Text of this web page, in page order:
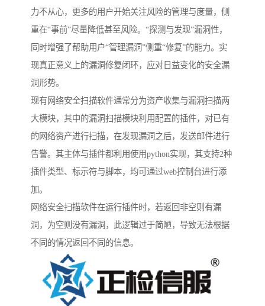
力不从心，更多的用户开始关注风险的管理与度量，侧
重在“事前”尽量降低甚至风险。“探测与发现”漏洞性，
同时增强了帮助用户“管理漏洞”侧重“修复”的能力。实
现真正意义上的漏洞修复闭环，应对日益变化的安全漏
洞形势。
现有网络安全扫描软件通常分为资产收集与漏洞扫描两
大模块，其中的漏洞扫描模块利用配置的插件，对已有
的网络资产进行扫描，在发现漏洞之后，发送邮件进行
告警。其主体与插件都利用使用python实现，其支持2种
插件类型、标示符与脚本，均可通过web控制台进行添
加。
网络安全扫描软件在运行插件时，若返回非空则有漏
洞，为空则没有漏洞，此逻辑过于简陋，导致无法根据
不同的情况返回不同的信息。